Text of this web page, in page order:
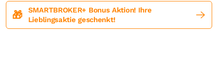
🎁
SMARTBROKER+ Bonus Aktion! Ihre
Lieblingsaktie geschenkt!